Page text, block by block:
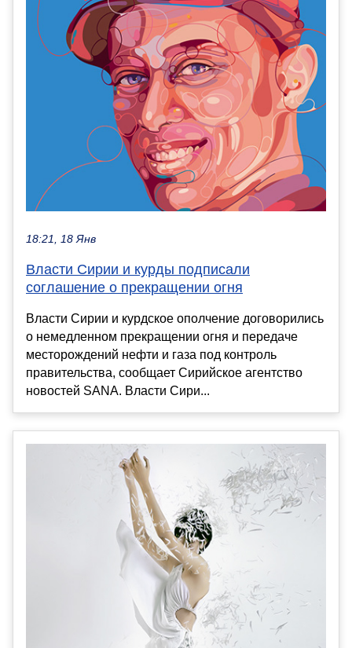
18:21, 18 Янв
Власти Сирии и курды подписали
соглашение о прекращении огня
Власти Сирии и курдское ополчение договорились
о немедленном прекращении огня и передаче
месторождений нефти и газа под контроль
правительства, сообщает Сирийское агентство
новостей SANA. Власти Сири...